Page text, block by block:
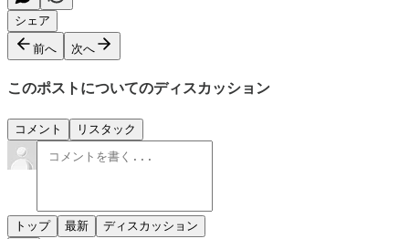
シェア
前へ 次へ
このポストについてのディスカッション
コメント リスタック
トップ 最新 ディスカッション